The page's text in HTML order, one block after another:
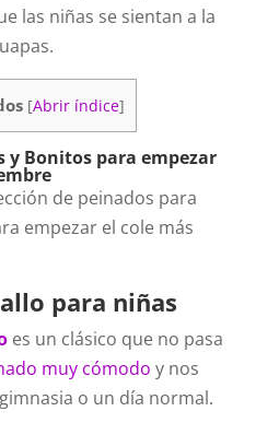
las niñas se sientan a la
[Abrir índice]
y Bonitos para empezar
de peinados para
empezar el cole más
para niñas
es un clásico que no pasa
muy cómodo y nos
o un día normal.